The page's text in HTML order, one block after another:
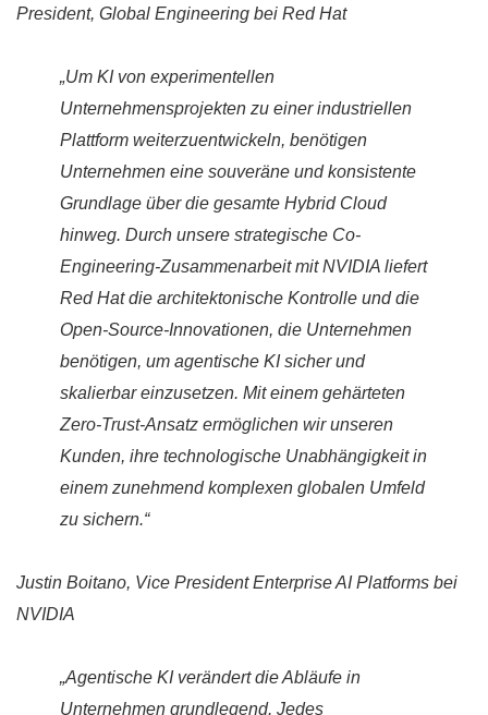
President, Global Engineering bei Red Hat
„Um KI von experimentellen
Unternehmensprojekten zu einer industriellen
Plattform weiterzuentwickeln, benötigen
Unternehmen eine souveräne und konsistente
Grundlage über die gesamte Hybrid Cloud
hinweg. Durch unsere strategische Co-
Engineering-Zusammenarbeit mit NVIDIA liefert
Red Hat die architektonische Kontrolle und die
Open-Source-Innovationen, die Unternehmen
benötigen, um agentische KI sicher und
skalierbar einzusetzen. Mit einem gehärteten
Zero-Trust-Ansatz ermöglichen wir unseren
Kunden, ihre technologische Unabhängigkeit in
einem zunehmend komplexen globalen Umfeld
zu sichern.“
Justin Boitano, Vice President Enterprise AI Platforms bei
NVIDIA
„Agentische KI verändert die Abläufe in
Unternehmen grundlegend. Jedes